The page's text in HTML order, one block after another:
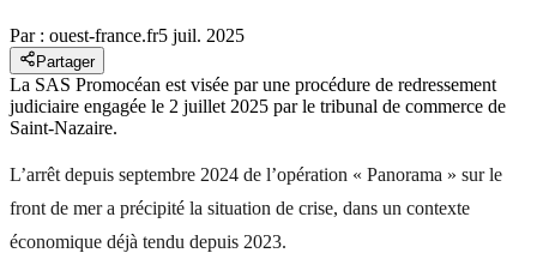
Par : ouest-france.fr5 juil. 2025
Partager
La SAS Promocéan est visée par une procédure de redressement
judiciaire engagée le 2 juillet 2025 par le tribunal de commerce de
Saint-Nazaire.
L’arrêt depuis septembre 2024 de l’opération « Panorama » sur le
front de mer a précipité la situation de crise, dans un contexte
économique déjà tendu depuis 2023.